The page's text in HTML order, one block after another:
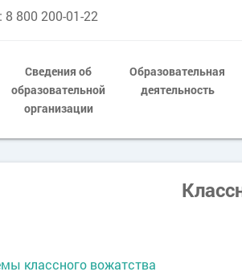
800 200-01-22
Сведения об
образовательной
организации
Образовательная
деятельность
классного вожатства